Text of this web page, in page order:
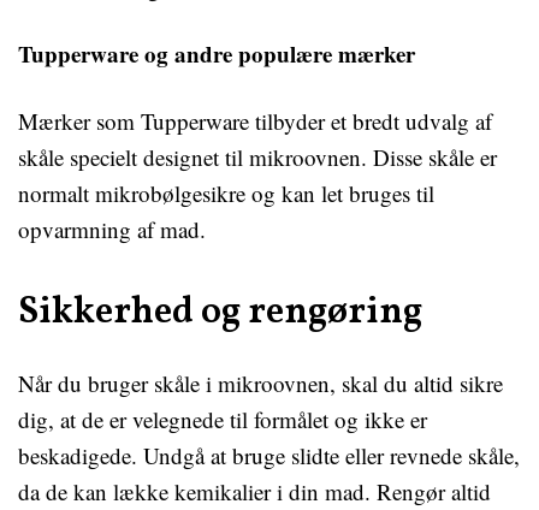
Tupperware og andre populære mærker
Mærker som Tupperware tilbyder et bredt udvalg af
skåle specielt designet til mikroovnen. Disse skåle er
normalt mikrobølgesikre og kan let bruges til
opvarmning af mad.
Sikkerhed og rengøring
Når du bruger skåle i mikroovnen, skal du altid sikre
dig, at de er velegnede til formålet og ikke er
beskadigede. Undgå at bruge slidte eller revnede skåle,
da de kan lække kemikalier i din mad. Rengør altid